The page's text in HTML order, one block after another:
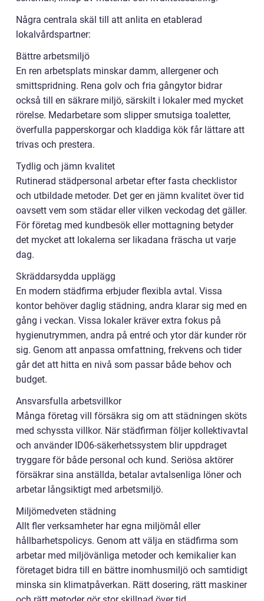
Några centrala skäl till att anlita en etablerad
lokalvårdspartner:
Bättre arbetsmiljö
En ren arbetsplats minskar damm, allergener och
smittspridning. Rena golv och fria gångytor bidrar
också till en säkrare miljö, särskilt i lokaler med mycket
rörelse. Medarbetare som slipper smutsiga toaletter,
överfulla papperskorgar och kladdiga kök får lättare att
trivas och prestera.
Tydlig och jämn kvalitet
Rutinerad städpersonal arbetar efter fasta checklistor
och utbildade metoder. Det ger en jämn kvalitet över tid
oavsett vem som städar eller vilken veckodag det gäller.
För företag med kundbesök eller mottagning betyder
det mycket att lokalerna ser likadana fräscha ut varje
dag.
Skräddarsydda upplägg
En modern städfirma erbjuder flexibla avtal. Vissa
kontor behöver daglig städning, andra klarar sig med en
gång i veckan. Vissa lokaler kräver extra fokus på
hygienutrymmen, andra på entré och ytor där kunder rör
sig. Genom att anpassa omfattning, frekvens och tider
går det att hitta en nivå som passar både behov och
budget.
Ansvarsfulla arbetsvillkor
Många företag vill försäkra sig om att städningen sköts
med schyssta villkor. När städfirman följer kollektivavtal
och använder ID06-säkerhetssystem blir uppdraget
tryggare för både personal och kund. Seriösa aktörer
försäkrar sina anställda, betalar avtalsenliga löner och
arbetar långsiktigt med arbetsmiljö.
Miljömedveten städning
Allt fler verksamheter har egna miljömål eller
hållbarhetspolicys. Genom att välja en städfirma som
arbetar med miljövänliga metoder och kemikalier kan
företaget bidra till en bättre inomhusmiljö och samtidigt
minska sin klimatpåverkan. Rätt dosering, rätt maskiner